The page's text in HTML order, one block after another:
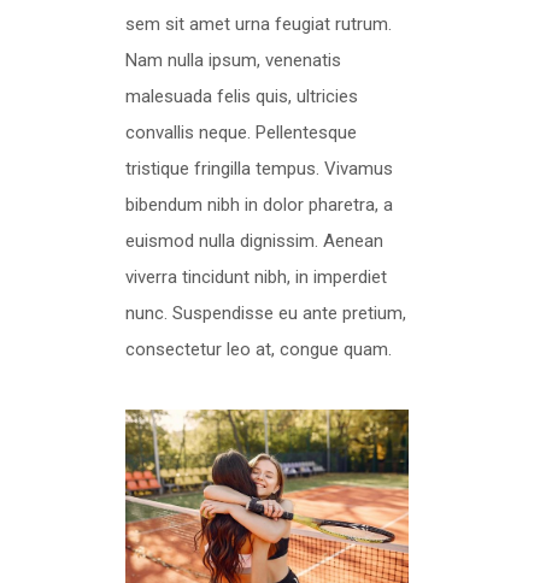
sem sit amet urna feugiat rutrum.
Nam nulla ipsum, venenatis
malesuada felis quis, ultricies
convallis neque. Pellentesque
tristique fringilla tempus. Vivamus
bibendum nibh in dolor pharetra, a
euismod nulla dignissim. Aenean
viverra tincidunt nibh, in imperdiet
nunc. Suspendisse eu ante pretium,
consectetur leo at, congue quam.